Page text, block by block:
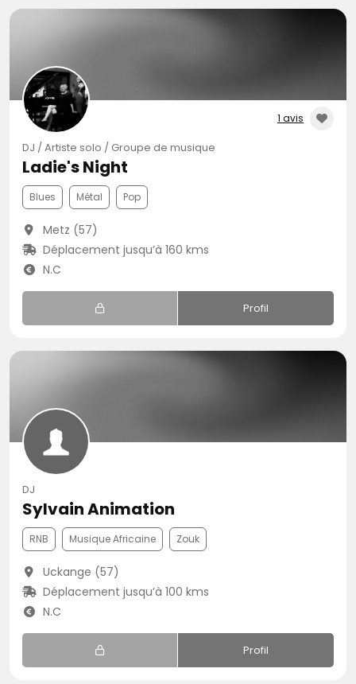
1 avis
DJ / Artiste solo / Groupe de musique
Ladie's Night
Blues Métal Pop
Metz (57)
Déplacement jusqu’à 160 kms
N.C
Profil
DJ
Sylvain Animation
RNB Musique Africaine Zouk
Uckange (57)
Déplacement jusqu’à 100 kms
N.C
Profil